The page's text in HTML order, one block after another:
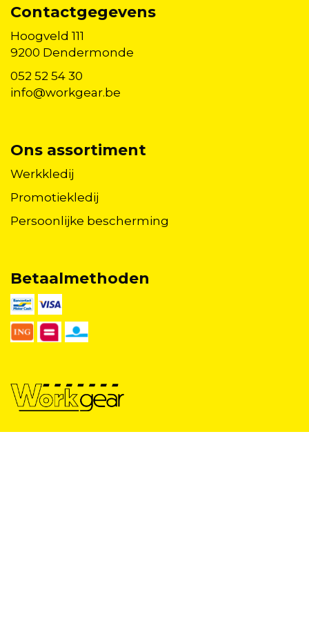
Contactgegevens
Hoogveld 111
9200 Dendermonde
052 52 54 30
info@workgear.be
Ons assortiment
Werkkledij
Promotiekledij
Persoonlijke bescherming
Betaalmethoden